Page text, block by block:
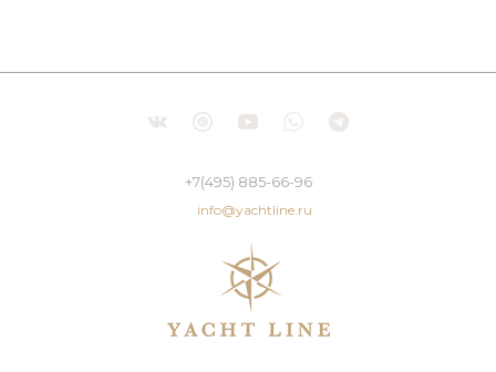
+7(495) 885-66-96
info@yachtline.ru